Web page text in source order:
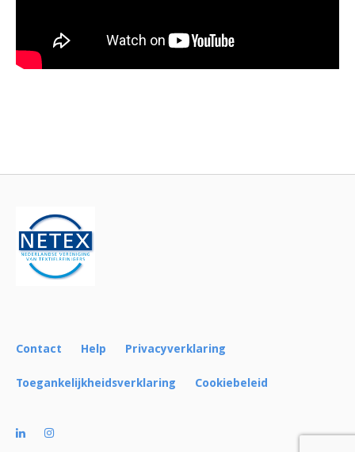
navigatie
Contact Help Privacyverklaring
Toegankelijkheidsverklaring Cookiebeleid